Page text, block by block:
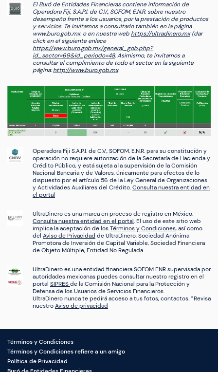
El Buró de Entidades Financieras contiene información de
Operadora Fiji, S.A.P.I. de C.V., SOFOM, E.N.R. sobre nuestro
desempeño frente a los usuarios, por la prestación de productos
y servicios. Te invitamos a consultarlo también en la página
www.buro.gob.mx. o en nuestra web https://ultradinero.mx(dar
click en el siguiente enlace
https://www.buro.gob.mx/general_gob.php?
id_sector=69&id_periodo=48. Asimismo, te invitamos a
consultar el cumplimiento de todo el sector en la siguiente
página:http://www.buro.gob.mx.
Operadora Fiji S.A.P.I. de C.V., SOFOM, E.N.R. para su constitución y
operación no requiere autorización de la Secretaría de Hacienda y
Crédito Público, y está sujeta a la supervisión de la Comisión
Nacional Bancaria y de Valores, únicamente para efectos de lo
dispuesto por el artículo 56 de la Ley General de Organizaciones
y Actividades Auxiliares del Crédito.Consulta nuestra entidad en
el portal
UltraDinero es una marca en proceso de registro en México.
Consulta nuestra entidad en el portal. El uso de este sitio web
implica la aceptación de losTérminos y Condiciones, así como
del Aviso de Privacidad de UltraDinero, Sociedad Anónima
Promotora de Inversión de Capital Variable, Sociedad Financiera
de Objeto Múltiple, Entidad No Regulada.
UltraDinero es una entidad financiera SOFOM ENR supervisada por
autoridades mexicanas puedes consultar nuestro registro en el
portal SIPRESde la Comisión Nacional para la Protección y
Defensa de los Usuarios de Servicios Financieros.
UltraDinero nunca te pedirá acceso a tus fotos, contactos. *Revisa
nuestroAviso de privacidad
Términos y Condiciones
Términos y Condiciones refiere a un amigo
Política de Privacidad